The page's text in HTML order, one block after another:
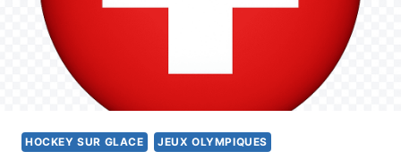
HOCKEY SUR GLACE JEUX OLYMPIQUES